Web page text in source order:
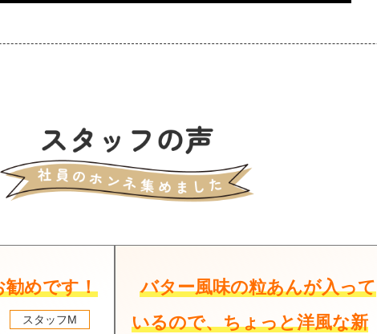
勧めです！
スタッフM
バター風味の粒あんが入って
いるので、ちょっと洋風な新